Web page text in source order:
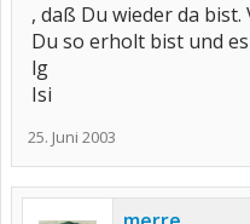
, daß Du wieder da
Du so erholt bist und
lg
Isi
25. Juni 2003